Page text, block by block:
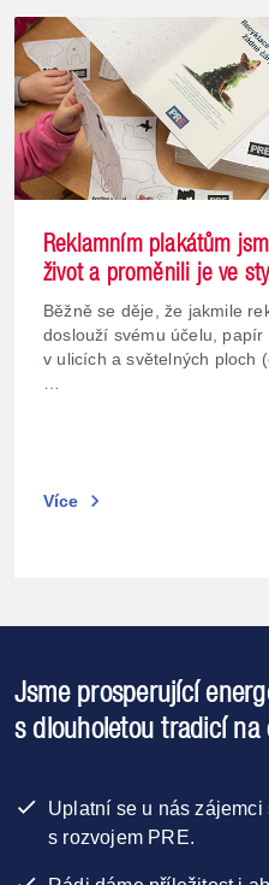
Reklamním plakátům
život a proměnili je ve
vystřihovánky pro děti
Běžně se děje, že jakmile
doslouží svému účelu,
v ulicích a světelných ploch
Více chevron_right
Jsme prosperující
s dlouholetou tradicí na
Uplatní se u nás
s rozvojem PRE.